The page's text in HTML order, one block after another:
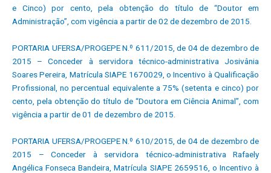
e Cinco) por cento, pela obtenção do título de “Doutor em
Administração”, com vigência a partir de 02 de dezembro de 2015.
PORTARIA UFERSA/PROGEPE N.º 611/2015, de 04 de dezembro de
2015 – Conceder à servidora técnico-administrativa Josivânia
Soares Pereira, Matrícula SIAPE 1670029, o Incentivo à Qualificação
Profissional, no percentual equivalente a 75% (setenta e cinco) por
cento, pela obtenção do título de “Doutora em Ciência Animal”, com
vigência a partir de 01 de dezembro de 2015.
PORTARIA UFERSA/PROGEPE N.º 610/2015, de 04 de dezembro de
2015 – Conceder à servidora técnico-administrativa Rafaely
Angélica Fonseca Bandeira, Matrícula SIAPE 2659516, o Incentivo à